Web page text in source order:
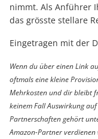
nimmt. Als Anführer
das grösste stellare
Eingetragen mit der
Wenn du über einen Link
oftmals eine kleine
Mehrkosten und dir bleibt
keinem Fall Auswirkung
Partnerschaften gehört
Amazon-Partner